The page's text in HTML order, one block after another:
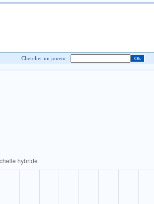
Chercher un joueur :